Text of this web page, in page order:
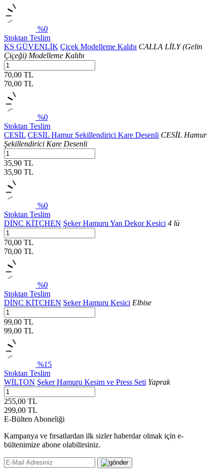
%0
Stoktan Teslim
KS GÜVENLİK Çiçek Modelleme Kalıbı CALLA LİLY (Gelin
Çiçeği) Modelleme Kalıbı
70,00 TL
70,00 TL
%0
Stoktan Teslim
CESİL CESİL Hamur Şekillendirici Kare Desenli CESİL Hamur
Şekillendirici Kare Desenli
35,90 TL
35,90 TL
%0
Stoktan Teslim
DİNC KİTCHEN Şeker Hamuru Yan Dekor Kesici 4 lü
70,00 TL
70,00 TL
%0
Stoktan Teslim
DİNC KİTCHEN Şeker Hamuru Kesici Elbise
99,00 TL
99,00 TL
%15
Stoktan Teslim
WİLTON Şeker Hamuru Kesim ve Press Seti Yaprak
255,00 TL
299,00 TL
E-Bülten Aboneliği
Kampanya ve fırsatlardan ilk sizler haberdar olmak için e-
bültenimize abone olabilirsiniz.